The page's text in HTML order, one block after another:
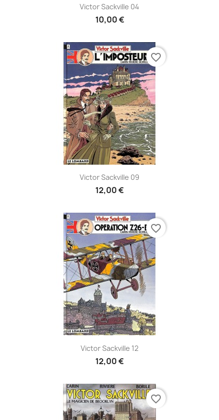
Victor Sackville 04
10,00 €
Victor Sackville 09
12,00 €
favorite_border
Victor Sackville 12
12,00 €
favorite_border
favorite_border